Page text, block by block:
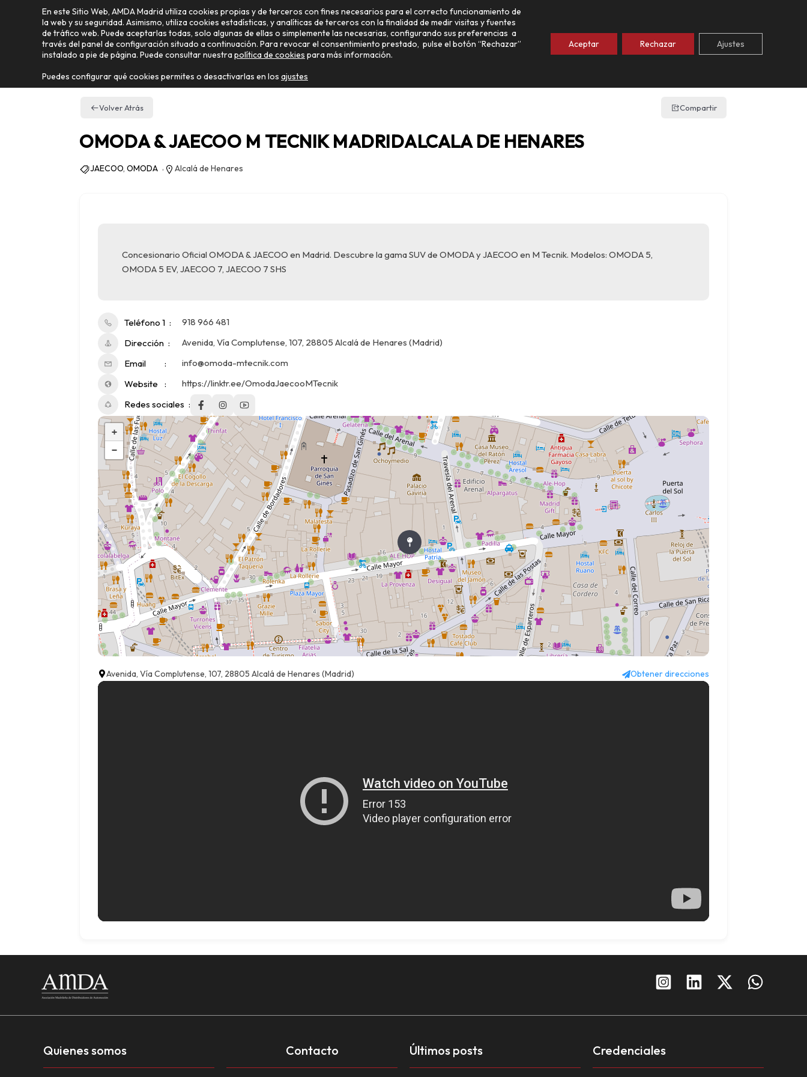
QUIENES SOMOS PATROCINADORES CONCESIONARIOS EMPLEO SALA DE PRENSA CONTACTO ZONA PRIVADA
Volver Atrás Compartir
OMODA & JAECOO M TECNIK MADRIDALCALA DE HENARES
JAECOO, OMODA Alcalá de Henares
Concesionario Oficial OMODA & JAECOO en Madrid. Descubre la gama SUV de OMODA y JAECOO en M Tecnik. Modelos: OMODA 5,
OMODA 5 EV, JAECOO 7, JAECOO 7 SHS
Teléfono 1
918 966 481
Dirección
Avenida, Vía Complutense, 107, 28805 Alcalá de Henares (Madrid)
Email
info@omoda-mtecnik.com
Website
https://linktr.ee/OmodaJaecooMTecnik
Redes sociales
+
−
Avenida, Vía Complutense, 107, 28805 Alcalá de Henares (Madrid) Obtener direcciones
Quienes somos Contacto Últimos posts Credenciales
En este Sitio Web, AMDA Madrid utiliza cookies propias y de terceros con fines necesarios para el correcto funcionamiento de
la web y su seguridad. Asimismo, utiliza cookies estadísticas, y analíticas de terceros con la finalidad de medir visitas y fuentes
de tráfico web. Puede aceptarlas todas, solo algunas de ellas o simplemente las necesarias, configurando sus preferencias a
través del panel de configuración situado a continuación. Para revocar el consentimiento prestado, pulse el botón “Rechazar”
instalado a pie de página. Puede consultar nuestrapolítica de cookies para más información.
Puedes configurar qué cookies permites o desactivarlas en los ajustes
Aceptar Rechazar Ajustes